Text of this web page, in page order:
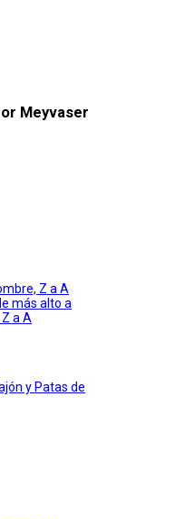
Meyvaser
Z a A
más alto a
a A